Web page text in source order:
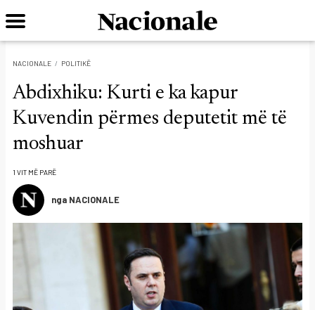
NACIONALE POLITIKË
Abdixhiku: Kurti e ka kapur
Kuvendin përmes deputetit më të
moshuar
1 VIT MË PARË
nga NACIONALE